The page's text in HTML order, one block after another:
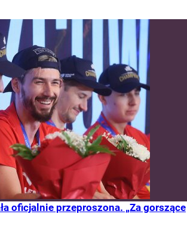
oficjalnie przeproszona. „Za gorszące